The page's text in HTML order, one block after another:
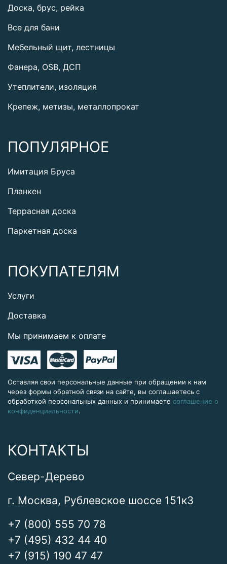
Доска, брус, рейка
Все для бани
Мебельный щит, лестницы
Фанера, OSB, ДСП
Утеплители, изоляция
Крепеж, метизы, металлопрокат
ПОПУЛЯРНОЕ
Имитация Бруса
Планкен
Террасная доска
Паркетная доска
ПОКУПАТЕЛЯМ
Услуги
Доставка
Мы принимаем к оплате
Оставляя свои персональные данные при обращении к нам
через формы обратной связи на сайте, вы соглашаетесь с
обработкой персональных данных и принимаете соглашение о
конфиденциальности.
КОНТАКТЫ
Север-Дерево
г. Москва, Рублевское шоссе 151к3
+7 (800) 555 70 78
+7 (495) 432 44 40
+7 (915) 190 47 47